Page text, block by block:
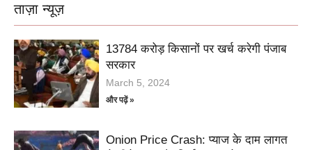
ताज़ा न्यूज़
13784 करोड़ किसानों पर खर्च करेगी पंजाब
सरकार
March 5, 2024
और पढ़ें »
Onion Price Crash: प्याज के दाम लागत